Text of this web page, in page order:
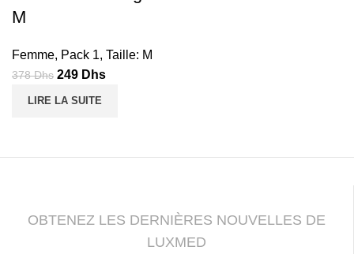
M
Femme, Pack 1, Taille: M
378Dhs Le
prix
249 DhsLe
LIRE LA SUITE
OBTENEZ LES DERNIÈRES NOUVELLES DE
LUXMED